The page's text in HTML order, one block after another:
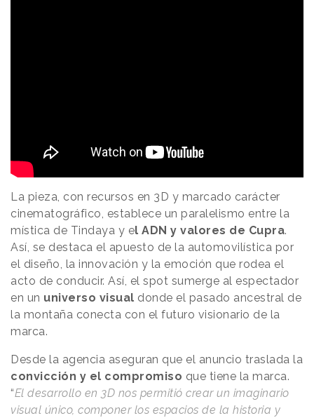
La pieza, con recursos en 3D y marcado carácter
cinematográfico, establece un paralelismo entre la
mística de Tindaya y el ADN y valores de Cupra.
Así, se destaca el apuesto de la automovilística por
el diseño, la innovación y la emoción que rodea el
acto de conducir. Así, el spot sumerge al espectador
en un universo visual donde el pasado ancestral de
la montaña conecta con el futuro visionario de la
marca.
Desde la agencia aseguran que el anuncio traslada la
convicción y el compromiso que tiene la marca.
“El desarrollo en 3D nos permitió crear un imaginario
visual único, componer los espacios de la historia y